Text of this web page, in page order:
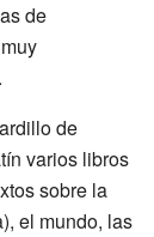
de
de
varios libros
sobre la
el mundo, las